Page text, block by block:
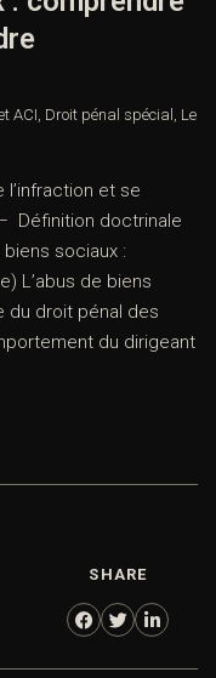
ACI, Droit pénal spécial , Le
l’infraction et se
Définition doctrinale
biens sociaux :
L’abus de biens
du droit pénal des
du dirigeant
SHARE